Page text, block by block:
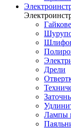
Дрели
Лампы